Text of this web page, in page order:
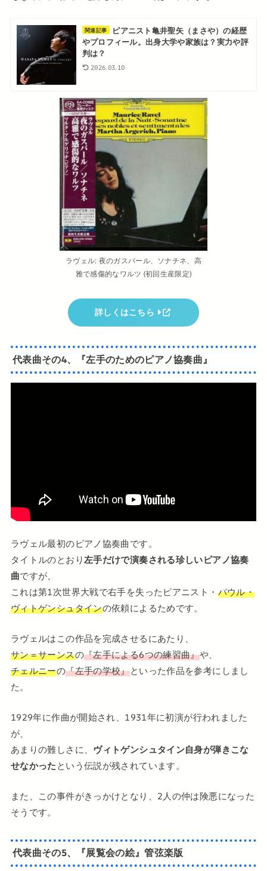
関連記事
ピアニスト亀井聖矢（まさや）の経歴
やプロフィール。出身大学や家族は？実力や評
判は？
2026.03.10
ラヴェル: 夜のガスパール、ソナチネ、高
雅で感傷的なワルツ (初回生産限定)
詳しくはこちら
代表曲その4、『左手のためのピアノ協奏曲』
ラヴェル最初のピアノ協奏曲です。
タイトルのとおり左手だけで演奏される珍しいピアノ協奏
曲ですが、
これは第1次世界大戦で右手を失ったピアニスト・ パウル・
ヴィトゲンシュタインの依頼によるためです。
ラヴェルはこの作品を完成させるにあたり、
サン＝サーンスの『左手による6つの練習曲』や、
チェルニーの『左手の学校』といった作品を参考にしまし
た。
1929年に作曲が開始され、1931年に初演が行われました
が、
あまりの難しさに、 ヴィトゲンシュタイン自身が弾きこな
せなかったという伝説が残されています。
また、この事件がきっかけとなり、2人の仲は険悪になった
そうです。
代表曲その5、『展覧会の絵』管弦楽版